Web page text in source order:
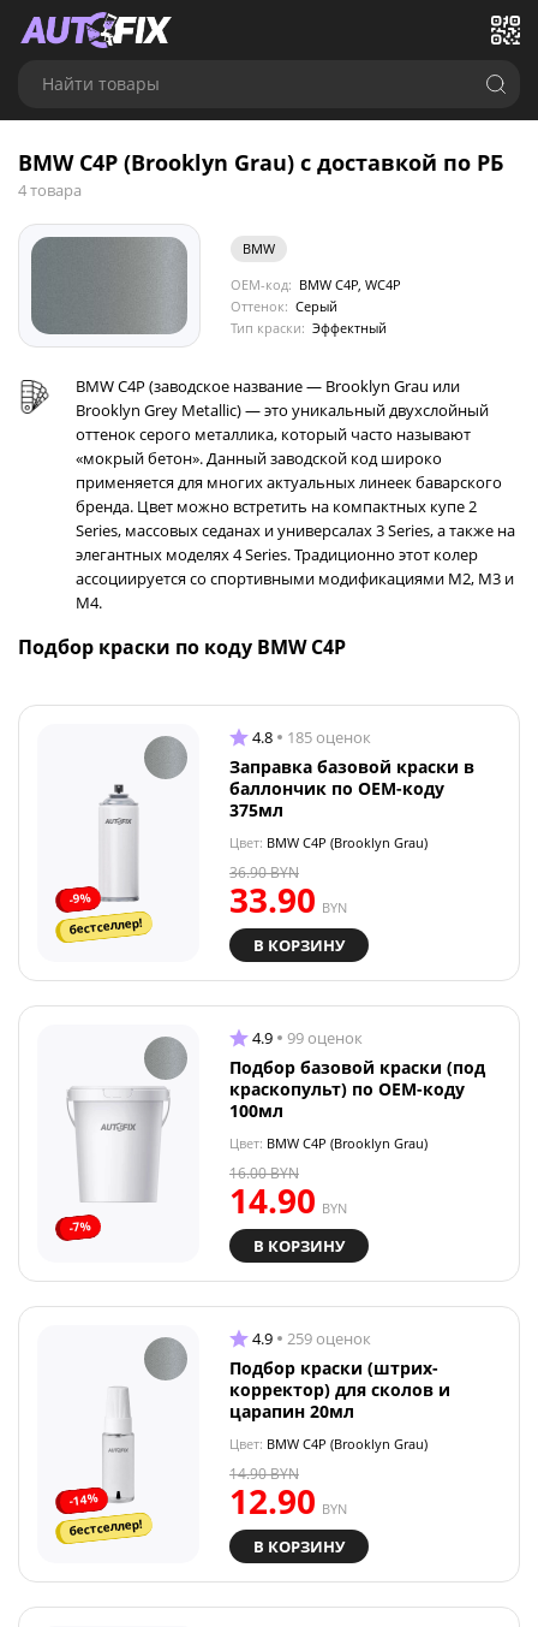
Найти товары
BMW C4P (Brooklyn Grau) с доставкой по РБ
4 товара
BMW
OEM-код: BMW C4P, WC4P
Оттенок: Серый
Тип краски: Эффектный
BMW C4P (заводское название — Brooklyn Grau или
Brooklyn Grey Metallic) — это уникальный двухслойный
оттенок серого металлика, который часто называют
«мокрый бетон». Данный заводской код широко
применяется для многих актуальных линеек баварского
бренда. Цвет можно встретить на компактных купе 2
Series, массовых седанах и универсалах 3 Series, а также на
элегантных моделях 4 Series. Традиционно этот колер
ассоциируется со спортивными модификациями M2, M3 и
M4.
Подбор краски по коду BMW C4P
-9%
бестселлер!
4.8 185 оценок
Заправка базовой краски в
баллончик по OEM-коду
375мл
Цвет: BMW C4P (Brooklyn Grau)
33.90 BYN
36.90BYN
В КОРЗИНУ
-7%
4.9 99 оценок
Подбор базовой краски (под
краскопульт) по OEM-коду
100мл
Цвет: BMW C4P (Brooklyn Grau)
14.90 BYN
16.00BYN
В КОРЗИНУ
-14%
бестселлер!
4.9 259 оценок
Подбор краски (штрих-
корректор) для сколов и
царапин 20мл
Цвет: BMW C4P (Brooklyn Grau)
12.90 BYN
14.90BYN
В КОРЗИНУ